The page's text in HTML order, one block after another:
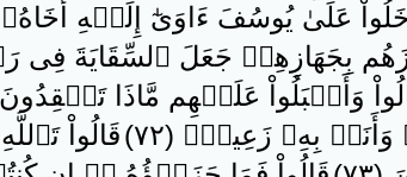
عَلَىٰ يُوسُفَ ءَاوَىٰٓ إِلَيۡهِ
بِجَهَازِهِمۡ جَعَلَ ٱلسِّقَايَةَ فِى
وَأَقۡبَلُواْ عَلَيۡهِم مَّاذَا تَفۡقِدُونَ (
بِهِۦ زَعِيمٌ۬ ( ٧٢ )
قَالُواْ